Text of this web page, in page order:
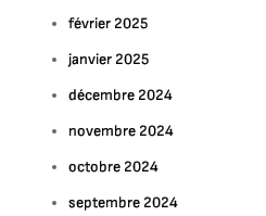
février 2025
janvier 2025
décembre 2024
novembre 2024
octobre 2024
septembre 2024